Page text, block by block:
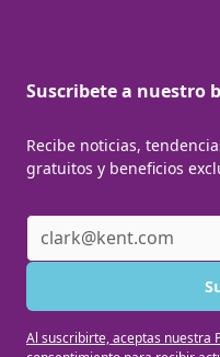
Suscribete a nuestro
Recibe noticias,
gratuitos y beneficios
Al suscribirte, aceptas nuestra